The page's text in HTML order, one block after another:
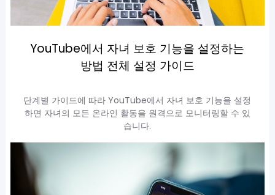
YouTube에서 자녀 보호 기능을 설정하는
방법 전체 설정 가이드
단계별 가이드에 따라 YouTube에서 자녀 보호 기능을 설정
하면 자녀의 모든 온라인 활동을 원격으로 모니터링할 수 있
습니다.